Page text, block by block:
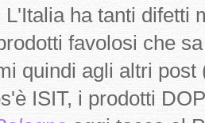
L'Italia ha tanti difetti
favolosi che
quindi agli altri post
ISIT, i prodotti